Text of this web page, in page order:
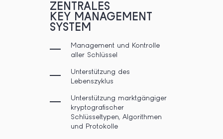
ZENTRALES
KEY MANAGEMENT
SYSTEM
Management und Kontrolle
aller Schlüssel
Unterstützung des
Lebenszyklus
Unterstützung marktgängiger
kryptografischer
Schlüsseltypen, Algorithmen
und Protokolle